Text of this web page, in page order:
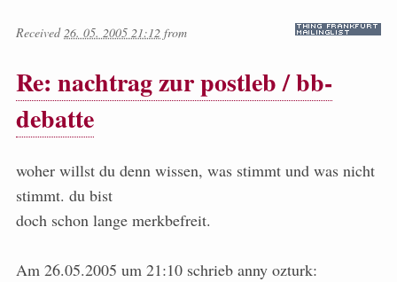
Received26. 05. 2005 21:12 from
Re: nachtrag zur postleb / bb-
debatte
woher willst du denn wissen, was stimmt und was nicht
stimmt. du bist
doch schon lange merkbefreit.
Am 26.05.2005 um 21:10 schrieb anny ozturk: